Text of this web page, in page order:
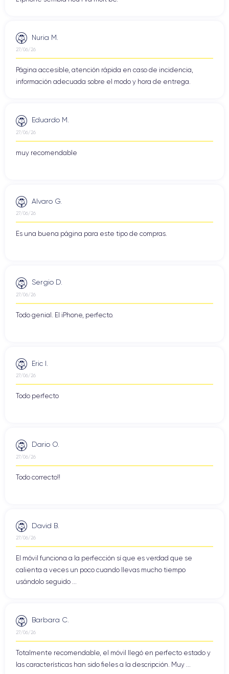
Nuria M.
27/06/26
Página accesible, atención rápida en caso de incidencia,
información adecuada sobre el modo y hora de entrega.
Eduardo M.
27/06/26
muy recomendable
Alvaro G.
27/06/26
Es una buena página para este tipo de compras.
Sergio D.
27/06/26
Todo genial. El iPhone, perfecto.
Eric I.
27/06/26
Todo perfecto
Dario O.
27/06/26
Todo correcto!!
David B.
27/06/26
El móvil funciona a la perfección sí que es verdad que se
calienta a veces un poco cuando llevas mucho tiempo
usándolo seguido ...
Barbara C.
27/06/26
Totalmente recomendable, el móvil llegó en perfecto estado y
las características han sido fieles a la descripción. Muy ...